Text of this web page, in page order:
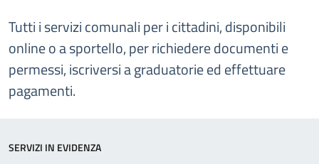
Tutti i servizi comunali per i cittadini, disponibili
online o a sportello, per richiedere documenti e
permessi, iscriversi a graduatorie ed effettuare
pagamenti.
SERVIZI IN EVIDENZA